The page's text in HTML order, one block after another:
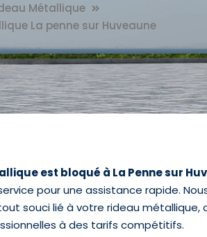
Métallique
La penne sur Huveaune
est bloqué à La Penne sur
pour une assistance rapide.
souci lié à votre rideau métallique,
à des tarifs compétitifs.